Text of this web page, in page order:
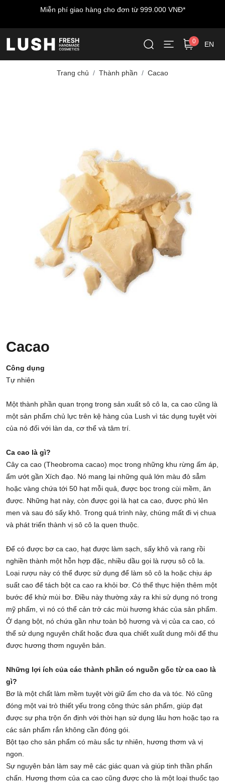
Miễn phí giao hàng cho đơn từ 999.000 VNĐ*
0 EN
Trang chủ Thành phần Cacao
Cacao
Công dụng
Tự nhiên
Một thành phần quan trọng trong sản xuất sô cô la, ca cao cũng là
một sản phẩm chủ lực trên kệ hàng của Lush vì tác dụng tuyệt vời
của nó đối với làn da, cơ thể và tâm trí.
Ca cao là gì?
Cây ca cao (Theobroma cacao) mọc trong những khu rừng ấm áp,
ẩm ướt gần Xích đạo. Nó mang lại những quả lớn màu đỏ sẫm
hoặc vàng chứa tới 50 hạt mỗi quả, được bọc trong cùi mềm, ăn
được. Những hạt này, còn được gọi là hạt ca cao, được phủ lên
men và sau đó sấy khô. Trong quá trình này, chúng mất đi vị chua
và phát triển thành vị sô cô la quen thuộc.
Để có được bơ ca cao, hạt được làm sạch, sấy khô và rang rồi
nghiền thành một hỗn hợp đặc, nhiều dầu gọi là rượu sô cô la.
Loại rượu này có thể được sử dụng để làm sô cô la hoặc chịu áp
suất cao để tách bột ca cao ra khỏi bơ. Có thể thực hiện thêm một
bước để khử mùi bơ. Điều này thường xảy ra khi sử dụng nó trong
mỹ phẩm, vì nó có thể cản trở các mùi hương khác của sản phẩm.
Ở dạng bột, nó chứa gần như toàn bộ hương và vị của ca cao, có
thể sử dụng nguyên chất hoặc đưa qua chiết xuất dung môi để thu
được hương thơm nguyên bản.
Những lợi ích của các thành phần có nguồn gốc từ ca cao là
gì?
Bơ là một chất làm mềm tuyệt vời giữ ẩm cho da và tóc. Nó cũng
đóng một vai trò thiết yếu trong công thức sản phẩm, giúp đạt
được sự pha trộn ổn định với thời hạn sử dụng lâu hơn hoặc tạo ra
các sản phẩm rắn không cần đóng gói.
Bột tạo cho sản phẩm có màu sắc tự nhiên, hương thơm và vị
ngon.
Sự nguyên bản làm say mê các giác quan và giúp tinh thần phấn
chấn. Hương thơm của ca cao cũng được cho là một loại thuốc tạo